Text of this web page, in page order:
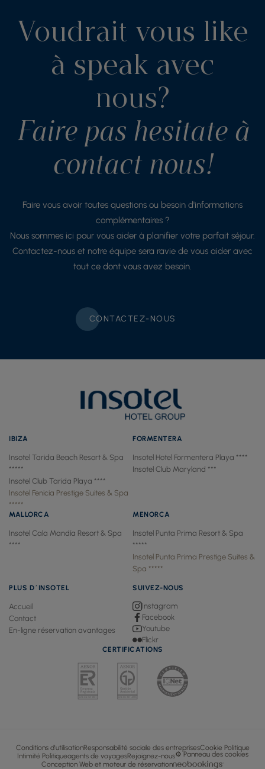
Voudrait vous like
à speak avec
nous?
Faire pas hesitate à
contact nous!
Faire vous avoir toutes questions ou besoin d'informations
complémentaires ?
Nous sommes ici pour vous aider à planifier votre parfait séjour.
Contactez-nous et notre équipe sera ravie de vous aider avec
tout ce dont vous avez besoin.
CONTACTEZ-NOUS
IBIZA
Insotel Tarida Beach Resort & Spa
*****
Insotel Club Tarida Playa ****
Insotel Fenicia Prestige Suites & Spa
*****
FORMENTERA
Insotel Hotel Formentera Playa ****
Insotel Club Maryland ***
MALLORCA
Insotel Cala Mandía Resort & Spa
****
MENORCA
Insotel Punta Prima Resort & Spa
*****
Insotel Punta Prima Prestige Suites &
Spa *****
PLUS D´INSOTEL
Accueil
Contact
En-ligne réservation avantages
SUIVEZ-NOUS
Instagram
Facebook
Youtube
Flickr
CERTIFICATIONS
Conditions d'utilisationResponsabilité sociale des entreprisesCookie Politique
Intimité Politiqueagents de voyagesRejoignez-nous⚙ Panneau des cookies
Conception Web et moteur de réservation